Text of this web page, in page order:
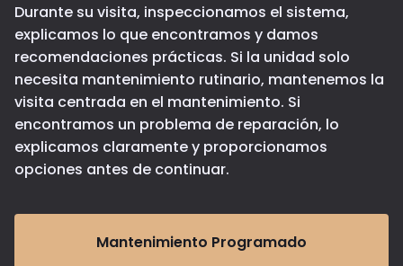
Durante su visita, inspeccionamos el sistema,
explicamos lo que encontramos y damos
recomendaciones prácticas. Si la unidad solo
necesita mantenimiento rutinario, mantenemos la
visita centrada en el mantenimiento. Si
encontramos un problema de reparación, lo
explicamos claramente y proporcionamos
opciones antes de continuar.
Mantenimiento Programado